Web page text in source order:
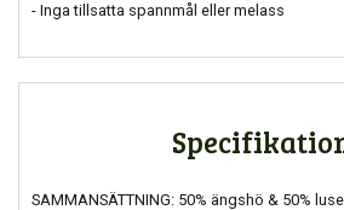
- Inga tillsatta spannmål eller melass
SAMMANSÄTTNING: 50% ängshö & 50%